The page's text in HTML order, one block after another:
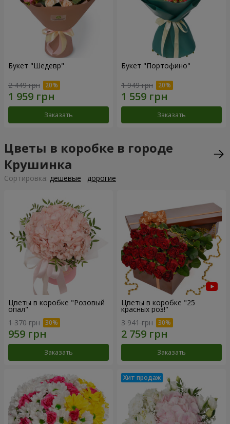
Букет "Шедевр"
2 449 грн
Заказать
Букет "Портофино"
1 949 грн
Заказать
Цветы в коробке в городе
Крушинка
Cортировка: дешевые дорогие
Цветы в коробке "Розовый
опал"
1 370 грн
Заказать
Цветы в коробке "25
красных роз!"
3 941 грн
Заказать